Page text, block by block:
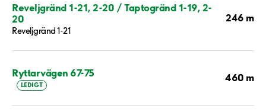
Reveljgränd 1-21, 2-20 / Taptogränd 1-19, 2-
20
Reveljgränd 1-21
246 m
Ryttarvägen 67-75
LEDIGT
460 m